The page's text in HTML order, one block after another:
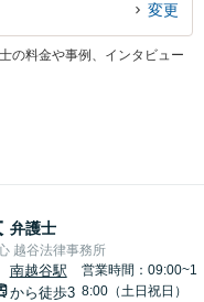
変更
の料金や事例、インタビュー
弁護士
越谷法律事務所
南越谷駅
から徒歩3
営業時間：09:00~1
8:00（土日祝日）